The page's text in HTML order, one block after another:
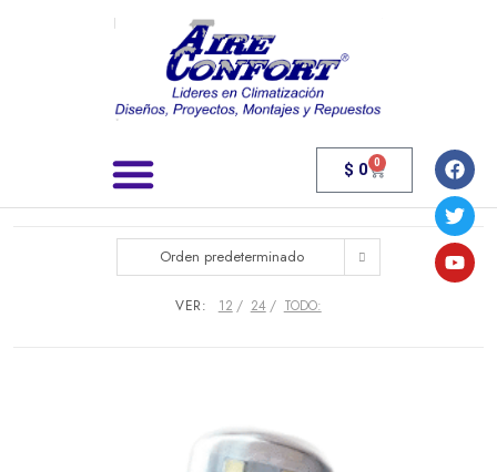
$ 0 0
Orden predeterminado
VER: 12 24 TODO: